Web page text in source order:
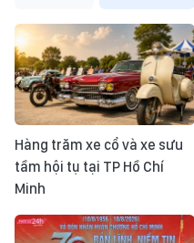
Hàng trăm xe cổ và xe sưu
tầm hội tụ tại TP Hồ Chí
Minh